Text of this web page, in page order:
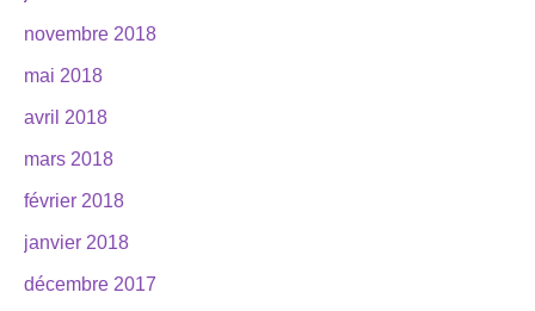
novembre 2018
mai 2018
avril 2018
mars 2018
février 2018
janvier 2018
décembre 2017